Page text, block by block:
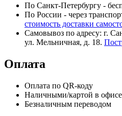
По Санкт-Петербургу -
По России - через
стоимость доставки
Самовывоз по адресу: г.
ул. Мельничная, д. 18.
Оплата
Оплата по QR-коду
Наличными/картой в офисе
Безналичным переводом